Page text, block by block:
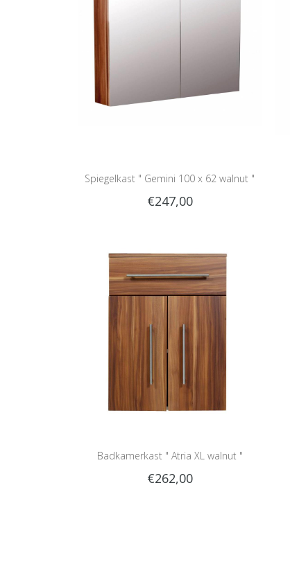
Spiegelkast " Gemini 100 x 62 walnut "
€247,00
Badkamerkast " Atria XL walnut "
€262,00